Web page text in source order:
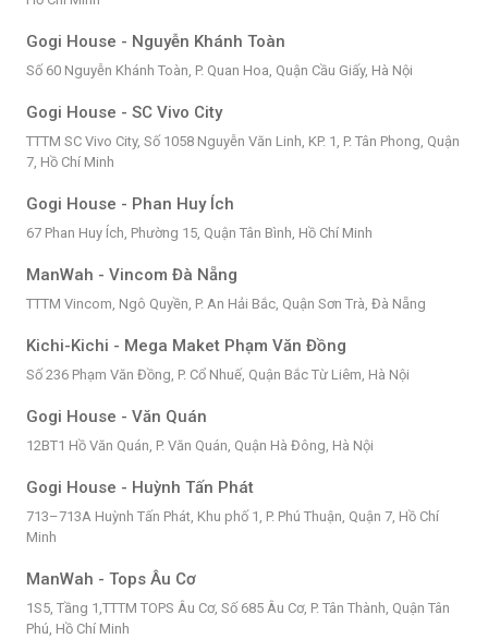
Gogi House - Nguyễn Khánh Toàn
Số 60 Nguyễn Khánh Toàn, P. Quan Hoa, Quận Cầu Giấy, Hà Nội
Gogi House - SC Vivo City
TTTM SC Vivo City, Số 1058 Nguyễn Văn Linh, KP. 1, P. Tân Phong, Quận
7, Hồ Chí Minh
Gogi House - Phan Huy Ích
67 Phan Huy Ích, Phường 15, Quận Tân Bình, Hồ Chí Minh
ManWah - Vincom Đà Nẵng
TTTM Vincom, Ngô Quyền, P. An Hải Bắc, Quận Sơn Trà, Đà Nẵng
Kichi-Kichi - Mega Maket Phạm Văn Đồng
Số 236 Phạm Văn Đồng, P. Cổ Nhuế, Quận Bắc Từ Liêm, Hà Nội
Gogi House - Văn Quán
12BT1 Hồ Văn Quán, P. Văn Quán, Quận Hà Đông, Hà Nội
Gogi House - Huỳnh Tấn Phát
713–713A Huỳnh Tấn Phát, Khu phố 1, P. Phú Thuận, Quận 7, Hồ Chí
Minh
ManWah - Tops Âu Cơ
1S5, Tầng 1,TTTM TOPS Âu Cơ, Số 685 Âu Cơ, P. Tân Thành, Quận Tân
Phú, Hồ Chí Minh